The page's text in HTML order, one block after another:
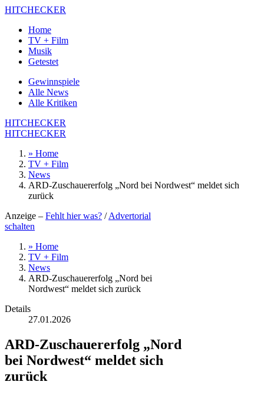
HITCHECKER
Home
TV + Film
Musik
Getestet
Gewinnspiele
Alle News
Alle Kritiken
HITCHECKER
HITCHECKER
» Home
TV + Film
News
ARD-Zuschauererfolg „Nord bei Nordwest“ meldet sich
zurück
Anzeige – Fehlt hier was? /Advertorial
schalten
» Home
TV + Film
News
ARD-Zuschauererfolg „Nord bei
Nordwest“ meldet sich zurück
Details
27.01.2026
ARD-Zuschauererfolg „Nord
bei Nordwest“ meldet sich
zurück